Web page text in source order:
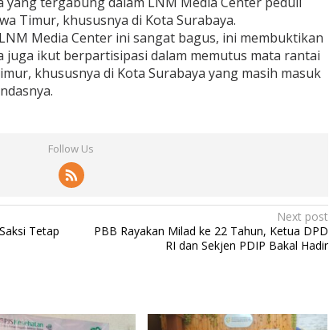
Timur, khususnya di Kota Surabaya.
Media Center ini sangat bagus, ini membuktikan
juga ikut berpartisipasi dalam memutus mata rantai
khususnya di Kota Surabaya yang masih masuk
Follow Us
Tetap
Next post
PBB Rayakan Milad ke 22 Tahun, Ketua DPD
RI dan Sekjen PDIP Bakal Hadir